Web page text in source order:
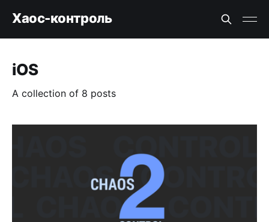
Хаос-контроль
iOS
A collection of 8 posts